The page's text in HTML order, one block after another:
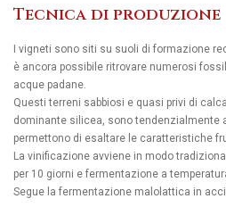
Tecnica di produzione
I vigneti sono siti su suoli di formazione
è ancora possibile ritrovare numerosi
acque padane.
Questi terreni sabbiosi e quasi privi di
dominante silicea, sono tendenzialmente
permettono di esaltare le caratteristiche
La vinificazione avviene in modo
per 10 giorni e fermentazione a
Segue la fermentazione malolattica in